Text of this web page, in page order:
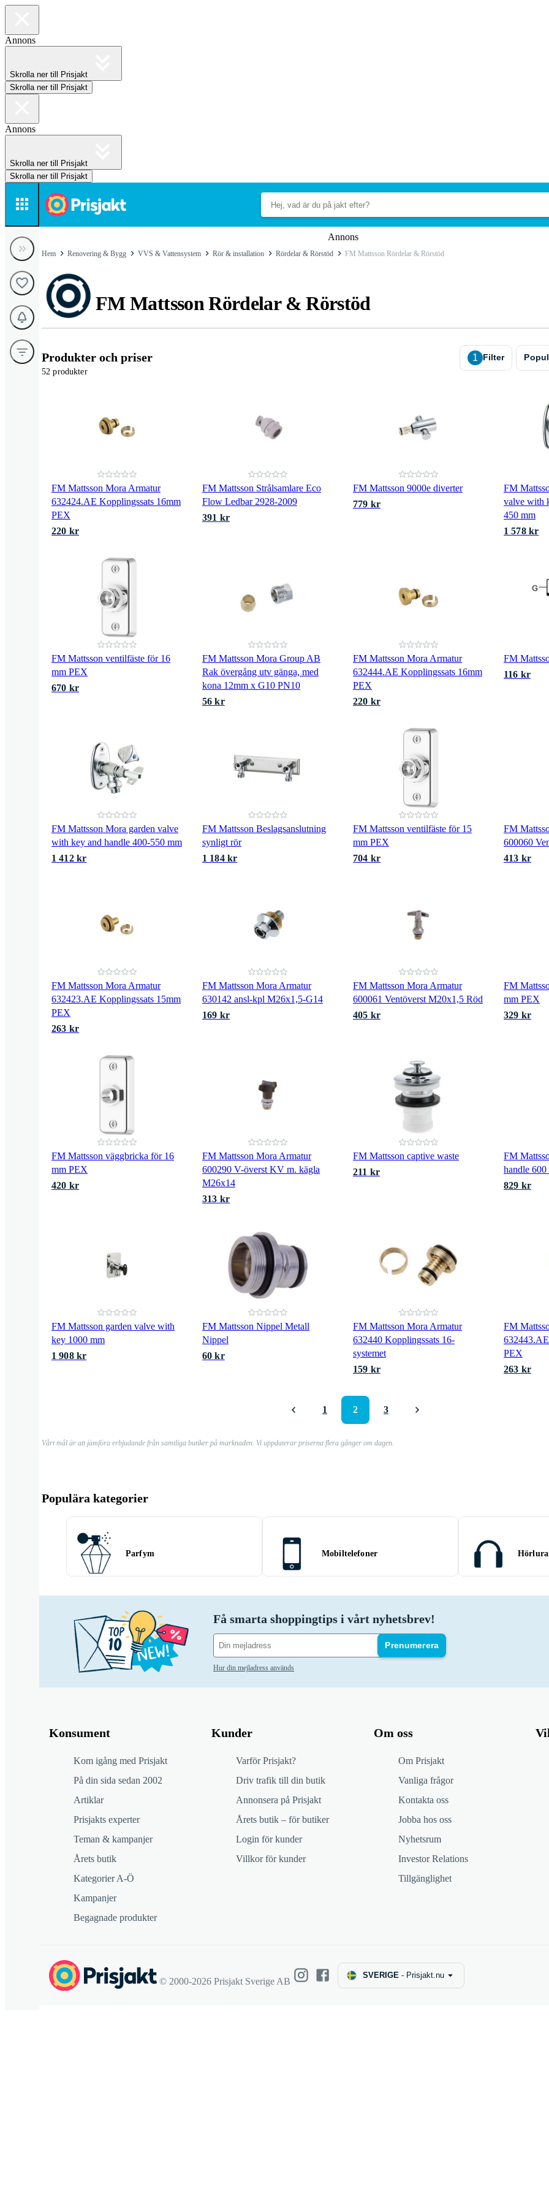
Annons
Skrolla ner till Prisjakt
Skrolla ner till Prisjakt
Annons
Skrolla ner till Prisjakt
Skrolla ner till Prisjakt
Annons
Hem Renovering & Bygg VVS & Vattensystem Rör & installation Rördelar & Rörstöd FM Mattsson Rördelar & Rörstöd
FM Mattsson Rördelar & Rörstöd
Produkter och priser
52 produkter
1 Filter
FM Mattsson Mora Armatur
632424.AE Kopplingssats 16mm
PEX
220 kr
FM Mattsson Strålsamlare Eco
Flow Ledbar 2928-2009
391 kr
FM Mattsson 9000e diverter
779 kr
FM
valve with
450 mm
1 578 kr
FM Mattsson ventilfäste för 16
mm PEX
670 kr
FM Mattsson Mora Group AB
Rak övergång utv gänga, med
kona 12mm x G10 PN10
56 kr
FM Mattsson Mora Armatur
632444.AE Kopplingssats 16mm
PEX
220 kr
FM
116 kr
FM Mattsson Mora garden valve
with key and handle 400-550 mm
1 412 kr
FM Mattsson Beslagsanslutning
synligt rör
1 184 kr
FM Mattsson ventilfäste för 15
mm PEX
704 kr
FM
600060
413 kr
FM Mattsson Mora Armatur
632423.AE Kopplingssats 15mm
PEX
263 kr
FM Mattsson Mora Armatur
630142 ansl-kpl M26x1,5-G14
169 kr
FM Mattsson Mora Armatur
600061 Ventöverst M20x1,5 Röd
405 kr
FM
mm PEX
329 kr
FM Mattsson väggbricka för 16
mm PEX
420 kr
FM Mattsson Mora Armatur
600290 V-överst KV m. kägla
M26x14
313 kr
FM Mattsson captive waste
211 kr
FM
handle 600
829 kr
FM Mattsson garden valve with
key 1000 mm
1 908 kr
FM Mattsson Nippel Metall
Nippel
60 kr
FM Mattsson Mora Armatur
632440 Kopplingssats 16-
systemet
159 kr
FM
PEX
263 kr
1 2 3
Vårt mål är att jämföra erbjudande från samtliga butiker på marknaden. Vi uppdaterar priserna flera gånger om dagen.
Populära kategorier
Parfym Mobiltelefoner
Få smarta shoppingtips i vårt nyhetsbrev!
Prenumerera
Hur din mejladress används
Konsument
Kom igång med Prisjakt
På din sida sedan 2002
Artiklar
Prisjakts experter
Teman & kampanjer
Årets butik
Kategorier A-Ö
Kampanjer
Begagnade produkter
Kunder
Varför Prisjakt?
Driv trafik till din butik
Annonsera på Prisjakt
Årets butik – för butiker
Login för kunder
Villkor för kunder
Om oss
Om Prisjakt
Vanliga frågor
Kontakta oss
Jobba hos oss
Nyhetsrum
Investor Relations
Tillgänglighet
© 2000-2026 Prisjakt Sverige AB
SVERIGE - Prisjakt.nu